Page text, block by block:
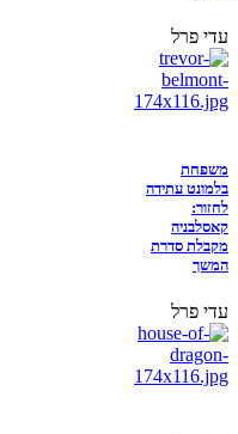
עדי פרל
משפחת
בלמונט עתידה
לחזור:
קאסלבניה
מקבלת סדרת
המשך
עדי פרל